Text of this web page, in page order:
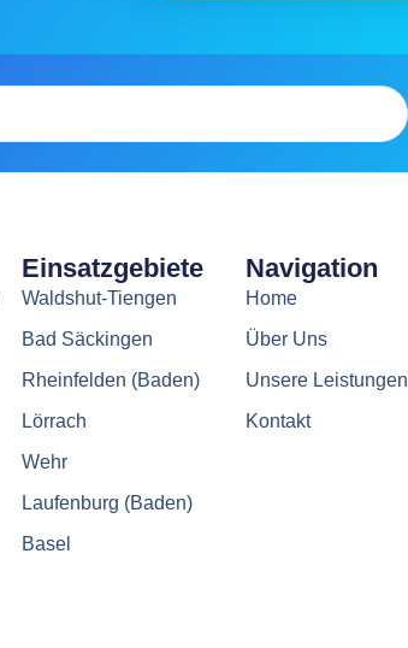
Einsatzgebiete
Waldshut-Tiengen
Bad Säckingen
Rheinfelden (Baden)
Lörrach
Wehr
Laufenburg (Baden)
Basel
Navigation
Home
Über Uns
Unsere Leistungen
Kontakt